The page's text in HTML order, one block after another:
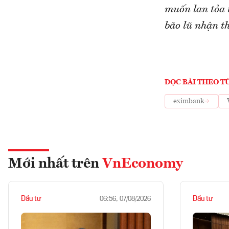
muốn lan tỏa
bão lũ nhận
ĐỌC BÀI THEO
eximbank
Mới nhất trên VnEconomy
Đầu tư 06:56, 07/08/2026 Đầu tư